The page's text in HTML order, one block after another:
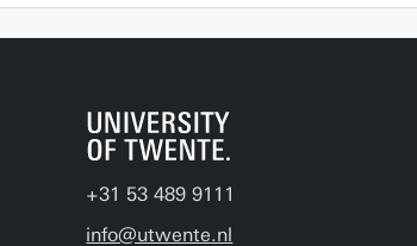
+31 53 489 9111
info@utwente.nl